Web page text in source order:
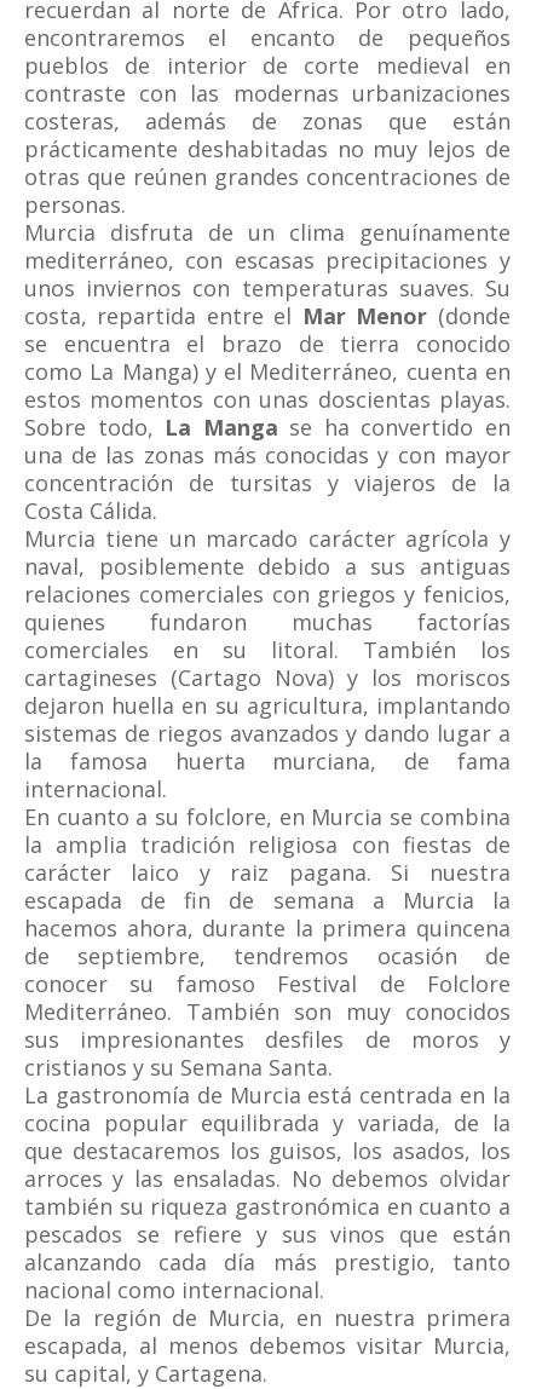
recuerdan al norte de Africa. Por otro lado,
encontraremos el encanto de pequeños
pueblos de interior de corte medieval en
contraste con las modernas urbanizaciones
costeras, además de zonas que están
prácticamente deshabitadas no muy lejos de
otras que reúnen grandes concentraciones de
personas.
Murcia disfruta de un clima genuínamente
mediterráneo, con escasas precipitaciones y
unos inviernos con temperaturas suaves. Su
costa, repartida entre el Mar Menor (donde
se encuentra el brazo de tierra conocido
como La Manga) y el Mediterráneo, cuenta en
estos momentos con unas doscientas playas.
Sobre todo, La Manga se ha convertido en
una de las zonas más conocidas y con mayor
concentración de tursitas y viajeros de la
Costa Cálida.
Murcia tiene un marcado carácter agrícola y
naval, posiblemente debido a sus antiguas
relaciones comerciales con griegos y fenicios,
quienes fundaron muchas factorías
comerciales en su litoral. También los
cartagineses (Cartago Nova) y los moriscos
dejaron huella en su agricultura, implantando
sistemas de riegos avanzados y dando lugar a
la famosa huerta murciana, de fama
internacional.
En cuanto a su folclore, en Murcia se combina
la amplia tradición religiosa con fiestas de
carácter laico y raiz pagana. Si nuestra
escapada de fin de semana a Murcia la
hacemos ahora, durante la primera quincena
de septiembre, tendremos ocasión de
conocer su famoso Festival de Folclore
Mediterráneo. También son muy conocidos
sus impresionantes desfiles de moros y
cristianos y su Semana Santa.
La gastronomía de Murcia está centrada en la
cocina popular equilibrada y variada, de la
que destacaremos los guisos, los asados, los
arroces y las ensaladas. No debemos olvidar
también su riqueza gastronómica en cuanto a
pescados se refiere y sus vinos que están
alcanzando cada día más prestigio, tanto
nacional como internacional.
De la región de Murcia, en nuestra primera
escapada, al menos debemos visitar Murcia,
su capital, y Cartagena.